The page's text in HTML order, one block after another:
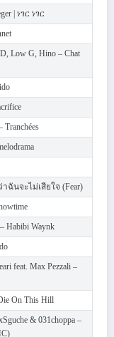
| ነገር ነገር
Low G, Hino – Chat
Tranchées
าฉันจะไม่เสียใจ (Fear)
Habibi Waynk
feat. Max Pezzali –
On This Hill
& 031choppa –